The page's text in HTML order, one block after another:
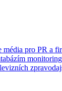
pro PR a